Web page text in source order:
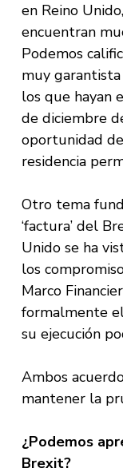
en Reino
encuentran
Podemos
muy
los que hayan
de diciembre
oportunidad
residencia
Otro tema
‘factura’ del
Unido se ha
los
Marco
formalmente
su ejecución
Ambos
mantener la
¿Podemos
Brexit?